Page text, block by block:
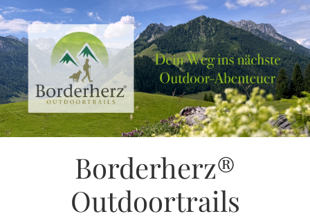
Borderherz®
Outdoortrails